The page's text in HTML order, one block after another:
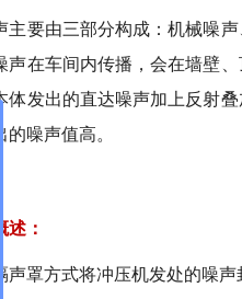
主要由三部分构成：机械噪
声在车间内传播，会在墙壁
体发出的直达噪声加上反射
噪声值高。
述：
声罩方式将冲压机发处的噪